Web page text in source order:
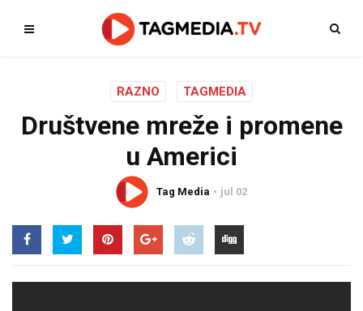
RAZNO TAGMEDIA
Društvene mreže i promene
u Americi
Tag Media jul 02